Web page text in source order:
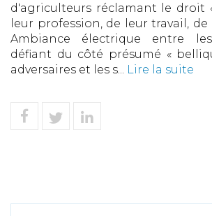
d'agriculteurs réclamant le droit
leur profession, de leur travail, de
Ambiance électrique entre
défiant du côté présumé «
adversaires et les s... Lire la suite